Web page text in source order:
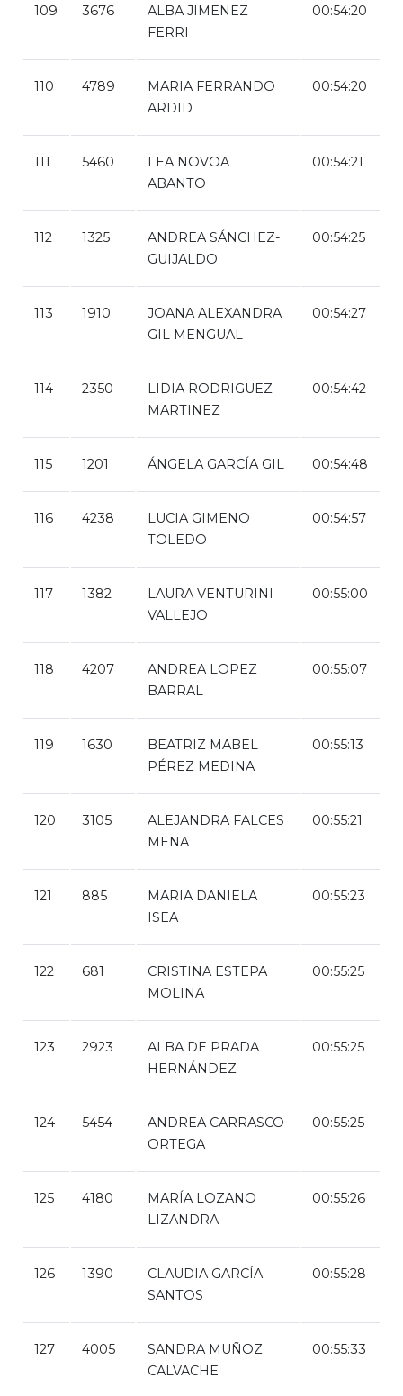
109 3676
ALBA JIMENEZ
FERRI
00:54:20
110 4789
MARIA FERRANDO
ARDID
00:54:20
111 5460
LEA NOVOA
ABANTO
00:54:21
112 1325
ANDREA SÁNCHEZ-
GUIJALDO
00:54:25
113 1910
JOANA ALEXANDRA
GIL MENGUAL
00:54:27
114 2350
LIDIA RODRIGUEZ
MARTINEZ
00:54:42
115 1201 ÁNGELA GARCÍA GIL 00:54:48
116 4238
LUCIA GIMENO
TOLEDO
00:54:57
117 1382
LAURA VENTURINI
VALLEJO
00:55:00
118 4207
ANDREA LOPEZ
BARRAL
00:55:07
119 1630
BEATRIZ MABEL
PÉREZ MEDINA
00:55:13
120 3105
ALEJANDRA FALCES
MENA
00:55:21
121 885
MARIA DANIELA
ISEA
00:55:23
122 681
CRISTINA ESTEPA
MOLINA
00:55:25
123 2923
ALBA DE PRADA
HERNÁNDEZ
00:55:25
124 5454
ANDREA CARRASCO
ORTEGA
00:55:25
125 4180
MARÍA LOZANO
LIZANDRA
00:55:26
126 1390
CLAUDIA GARCÍA
SANTOS
00:55:28
127 4005
SANDRA MUÑOZ
CALVACHE
00:55:33